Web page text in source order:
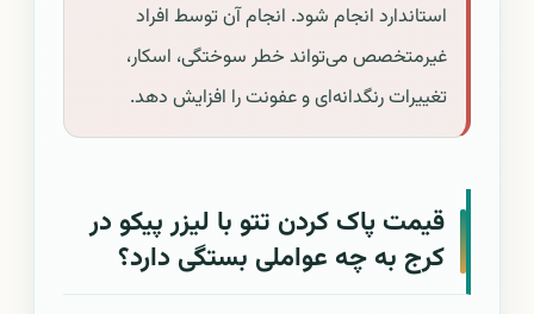
استاندارد انجام شود. انجام آن توسط افراد
غیرمتخصص می‌تواند خطر سوختگی، اسکار،
تغییرات رنگدانه‌ای و عفونت را افزایش دهد.
قیمت پاک کردن تتو با لیزر پیکو در
کرج به چه عواملی بستگی دارد؟